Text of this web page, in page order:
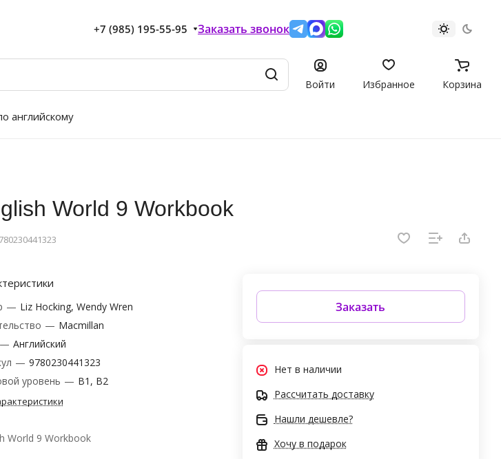
+7 (985) 195-55-95 Заказать звонок
Войти Избранное Корзина
английскому
World 9 Workbook
— Liz Hocking, Wendy Wren
— Macmillan
— Английский
— 9780230441323
уровень — B1, B2
World 9 Workbook
Заказать
Нет в наличии
Рассчитать доставку
Нашли дешевле?
Хочу в подарок